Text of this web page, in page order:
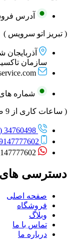
آدرس
( تبریز اتو سرویس )
آذربایجان
سازمان
شماره
( ساعات کاری از 9 صبح الی 21 )
34760498 (041)
دسترسی
صفحه اصلی
فروشگاه
وبلاگ
تماس با ما
درباره ما